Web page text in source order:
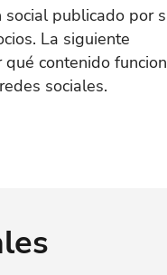
publicado por
La siguiente
contenido
sociales.